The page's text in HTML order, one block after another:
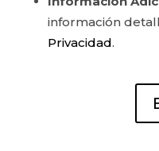
información
Privacidad.